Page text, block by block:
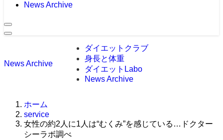
News Archive
News Archive
ダイエットクラブ
身長と体重
ダイエットLabo
News Archive
ホーム
service
女性の約2人に1人は“むくみ”を感じている…ドクター
シーラボ調べ